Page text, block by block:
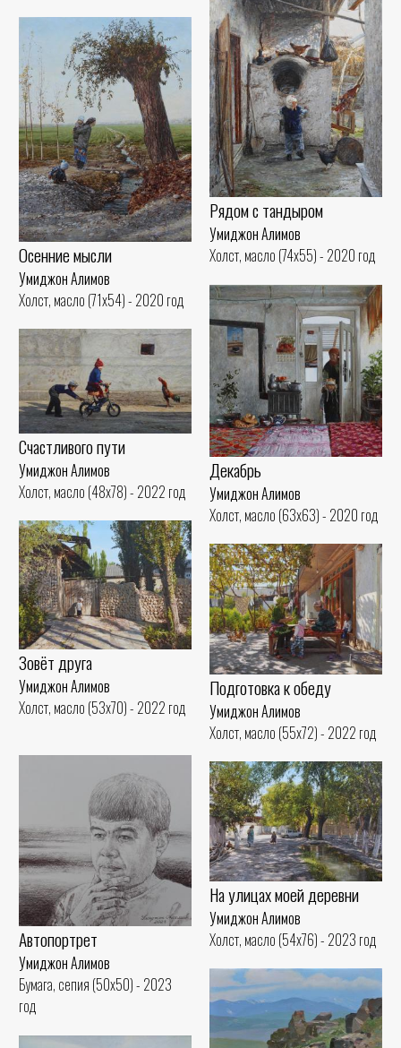
Рядом с тандыром
Умиджон Алимов
Холст, масло (74x55) - 2020 год
Осенние мысли
Умиджон Алимов
Холст, масло (71x54) - 2020 год
Декабрь
Умиджон Алимов
Холст, масло (63x63) - 2020 год
Счастливого пути
Умиджон Алимов
Холст, масло (48x78) - 2022 год
Зовёт друга
Умиджон Алимов
Холст, масло (53x70) - 2022 год
Подготовка к обеду
Умиджон Алимов
Холст, масло (55x72) - 2022 год
Автопортрет
Умиджон Алимов
Бумага, сепия (50x50) - 2023
год
На улицах моей деревни
Умиджон Алимов
Холст, масло (54x76) - 2023 год